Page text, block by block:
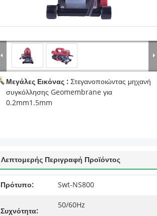
Μεγάλες Εικόνας : Στεγανοποιώντας μηχανή
συγκόλλησης Geomembrane για
0.2mm1.5mm
Λεπτομερής Περιγραφή Προϊόντος
Πρότυπο: Swt-NS800
Συχνότητα:
50/60Hz